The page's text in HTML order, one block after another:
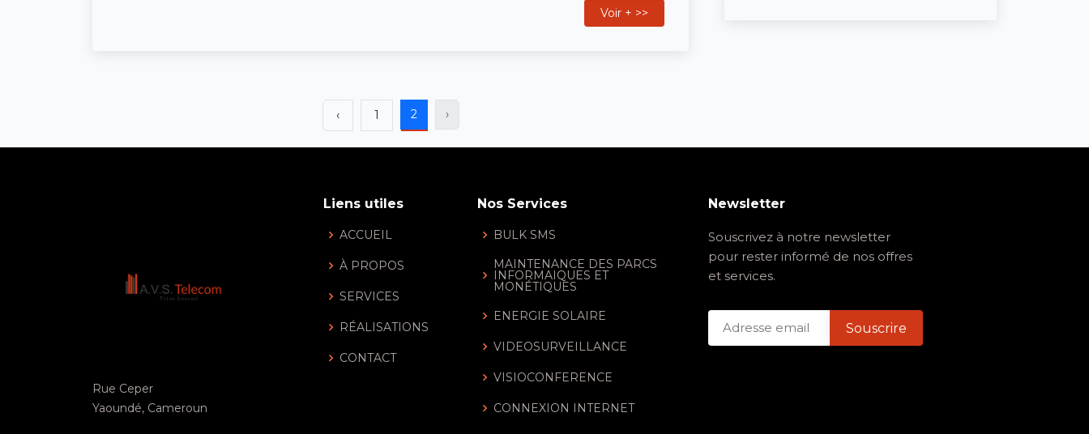
Voir + >>
‹ 1 2 ›
Rue Ceper
Yaoundé, Cameroun
Liens utiles
ACCUEIL
À PROPOS
SERVICES
RÉALISATIONS
CONTACT
Nos Services
BULK SMS
MAINTENANCE DES PARCS
INFORMAIQUES ET
MONÉTIQUES
ENERGIE SOLAIRE
VIDEOSURVEILLANCE
VISIOCONFERENCE
CONNEXION INTERNET
Newsletter
Souscrivez à notre newsletter
pour rester informé de nos offres
et services.